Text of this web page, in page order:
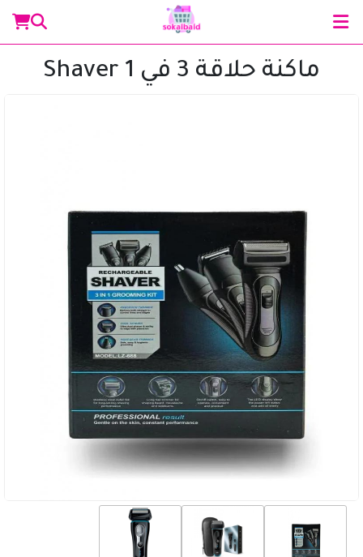
ماكنة حلاقة 3 في 1 Shaver